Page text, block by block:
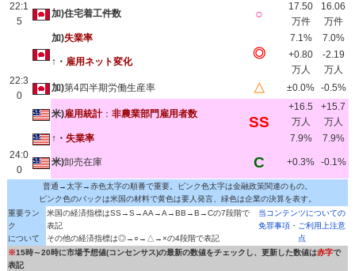
22:1
5
加)住宅着工件数 ○
17.50
万件
16.06
万件
22:3
0
加)失業率
◎
7.1% 7.0%
↑・ 雇用ネット変化
+0.80
万人
-2.19
万人
加)第4四半期労働生産率 △ ±0.0% -0.5%
米)雇用統計： 非農業部門雇用者数 SS
+16.5
万人
+15.7
万人
↑・ 失業率 7.9%
7.9%
24:0
0
米)卸売在庫 C +0.3% -0.1%
普通→太字→赤色太字の順番で重要。ピンク色太字は金融政策関連のもの。
ピンク色のバックは米国の材料で黄色は要人発言、緑色は企業の決算を表す。
重要ラン
ク
について
米国の経済指標はSS→S→AA→A→BB→B→Cの7段階で
表記
その他の経済指標は◎→○→△→×の4段階で表記
当コンテンツについての
免罪事項・ご利用上注意
点
※15時～20時に市場予想値(コンセンサス)の最新の数値をチェックし、更新した数値は赤字で
表記